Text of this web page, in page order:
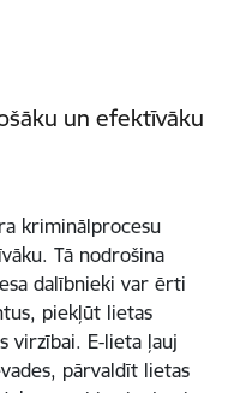
un efektīvāku
kriminālprocesu
Tā nodrošina
dalībnieki var ērti
piekļūt lietas
virzībai. E-lieta ļauj
pārvaldīt lietas